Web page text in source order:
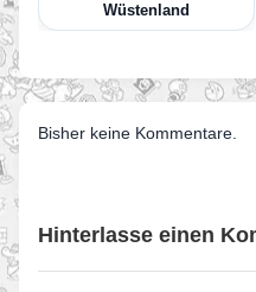
Wüstenland
Bisher keine Kommentare.
Hinterlasse einen